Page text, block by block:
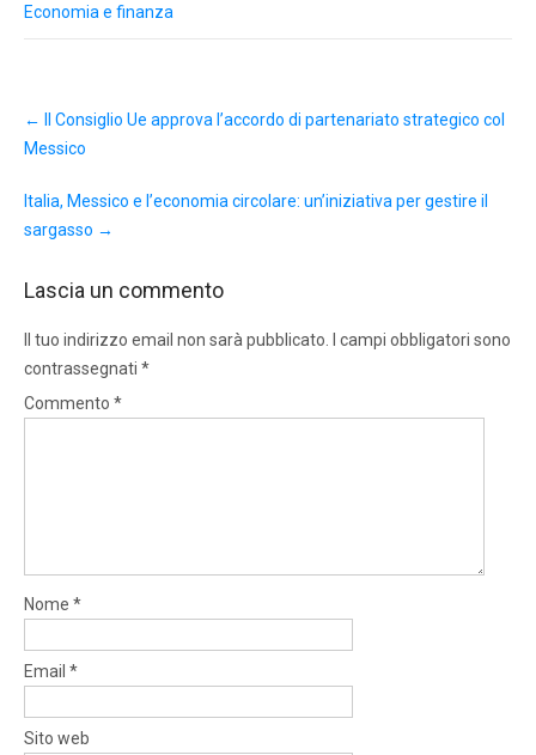
Economia e finanza
navigation
←
Il Consiglio Ue approva l’accordo di partenariato strategico col
Messico
Italia, Messico e l’economia circolare: un’iniziativa per gestire il
sargasso →
Lascia un commento
Il tuo indirizzo email non sarà pubblicato.
I campi obbligatori sono
contrassegnati *
Commento *
Nome *
Email *
Sito web